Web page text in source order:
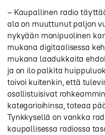
– Kaupallinen radio
ala on muuttunut paljon
nykyään monipuolinen
mukana digitaalisessa
mukana laadukkaita
ja on ilo palkita
toivoi kuitenkin, että
osallistuisivat
kategorioihinsa, toteaa
Tynkkysellä on vankka
kaupallisessa radiossa